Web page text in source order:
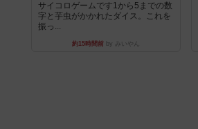
サイコロゲームです1から5までの数
字と芋虫がかかれたダイス。これを
振っ...
約15時間前 by みいやん